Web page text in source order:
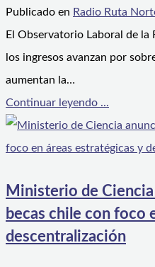
Publicado en Radio Ruta
El Observatorio Laboral de la
los ingresos avanzan por
aumentan la…
Continuar leyendo ...
Ministerio de
becas chile con foco
descentralización